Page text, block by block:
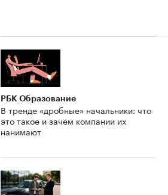
РБК Образование
В тренде «дробные» начальники: что
это такое и зачем компании их
нанимают